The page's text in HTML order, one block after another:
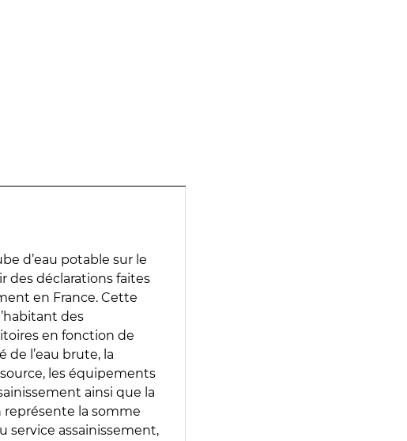
d’eau potable sur le
des déclarations faites
en France. Cette
des
en fonction de
l’eau brute, la
les équipements
ainsi que la
la somme
service assainissement,